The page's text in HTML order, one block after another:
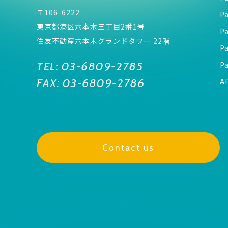
〒106-6222
東京都港区六本木三丁目2番1号
住友不動産六本木グランドタワー 22階
TEL: 03-6809-2785
FAX: 03-6809-2786
Contact us